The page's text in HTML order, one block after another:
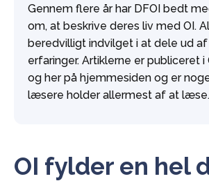
Gennem flere år har DFOI bedt
om, at beskrive deres liv med OI.
beredvilligt indvilget i at dele ud
erfaringer. Artiklerne er publiceret
og her på hjemmesiden og er
læsere holder allermest af at læse.
OI fylder en hel